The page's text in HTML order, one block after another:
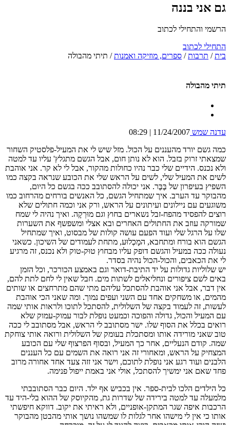
גם אני בננה
הרשמי והתחילי לכתוב
התחילי לכתוב
בית/ תרבות/ ספרים, מוזיקה ואמנות/ תיתי מהבולה
תיתי מהבולה
עדנה שמש 11/24/2007 | 08:29
כמה גשם יורד מהעננים על הכול. מזל שיש לי את המעיל-פלסטיק השחור
שמצאתי זרוק בזבל. הוא לא נותן חום, אבל הגשם מתגלץ' עליו עד למטה
ולא נכנס. הידיים שלי כבר נהיו כחולות מהקור, אבל לי לא קר. אני אוהבת
לשים את המעיל שלי, לשים על הראש שלי את הכובע שנראה בקצה כמו
השפיץ בעיפרון של בֶּבֶּר. אני יכולה להסתובב ככה בגשם כל היום,
מהבוקר עד הערב. איך שמתחיל הגשם, כל האנשים בורחים מהרחוב כמו
משוגעים עם ניילונים ועיתונים על הראש, ורק אני וכמה חתולים שלא
רוצים להפסיד מהפח-זבל נשארים בחוץ וגם מוּרְקָה. ואיך נהיה לי שמח
שמורקה עוזב את החתולים האחרים ובא אצלי ומשפשף את השערות
שלו על הרגל שלי ועוד הפעם עושה קולות של מבסוט, ואיך שמתחיל
הגשם הוא בורח ומתחבא, המָכְלוּע, מתחת לעמודים של השיכון. כשאני
נעולה ככה במעיל והגשם דופק עליו מבחוץ טוּק-טוק ולא נכנס, זה מרגיע
לי את הכאבים, והכול-הכול נהיה בסדר.
יש שלוליות גדולות על יד התיבת-דואר וגם באמצע הכורכר, וכל הזמן
באים לשם ציפורים ונחליאלים לשתות מים. חבל שאין לי לחם לתת להם,
אין דבר, אבל אני אוהבת להסתכל עליהם מתי שהם מתרחצים או שותים
מהמים, או משחקים אחד עם השני ועפים נמוך. ומה שאני הכי אוהבת
לעשות, זה לעמוד בקצה של השלולית, להסתכל לתוכו ולראות אותי שמה
עם המעיל והכול, גדולה והפוכה וכמעט נופלת לבור עמוק-עמוק שלא
רואים בכלל את הסוף שלו. ישר מסתובב לי הראש, אבל מסתובב לי ככה
טוב שאני מורידה אותו ומסתכלת בעומק של השלולית ורואה אותי צוחקת
שמה. קודם הנעליים, אחר כך המעיל, ובסוף הפרצוף שלי עם הכובע
המצחיק על הראש, ומאחורי זה אני רואה את השמים עם כל העננים
הלבנים ועוד רגע אני נופלת לתוכם, וישר אני זזה צעד אחד אחורה מרוב
פחד שאם אני ימשיך להסתכל, אולי אני באמת ייפול פנימה.
כל הילדים הלכו לבית-ספר. אין בכביש אף ילד. היום כבר הסתובבתי
מלמעלה עד למטה בירידה של שדרות גת, מהקיוסק של ההוא בלי-היד עד
הרכבות איפה שגר המתקן-אופניים, ולא ראיתי את יקוב. דווקא חיפשתי
אותו כי אין לי מישהו אחר לגלות לו שמשהו נושך אותי מהבטן מהבוקר